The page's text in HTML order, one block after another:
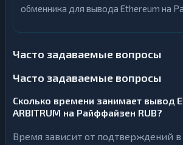
обменника для вывода Ethereum на
Часто задаваемые вопросы
Часто задаваемые вопросы
Сколько времени занимает вывод
ARBITRUM на Райффайзен RUB?
Время зависит от подтверждений в